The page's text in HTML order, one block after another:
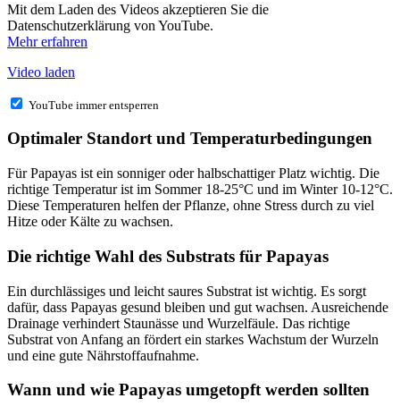
Mit dem Laden des Videos akzeptieren Sie die
Datenschutzerklärung von YouTube.
Mehr erfahren
Video laden
YouTube immer entsperren
Optimaler Standort und Temperaturbedingungen
Für Papayas ist ein sonniger oder halbschattiger Platz wichtig. Die
richtige Temperatur ist im Sommer 18-25°C und im Winter 10-12°C.
Diese Temperaturen helfen der Pflanze, ohne Stress durch zu viel
Hitze oder Kälte zu wachsen.
Die richtige Wahl des Substrats für Papayas
Ein durchlässiges und leicht saures Substrat ist wichtig. Es sorgt
dafür, dass Papayas gesund bleiben und gut wachsen. Ausreichende
Drainage verhindert Staunässe und Wurzelfäule. Das richtige
Substrat von Anfang an fördert ein starkes Wachstum der Wurzeln
und eine gute Nährstoffaufnahme.
Wann und wie Papayas umgetopft werden sollten